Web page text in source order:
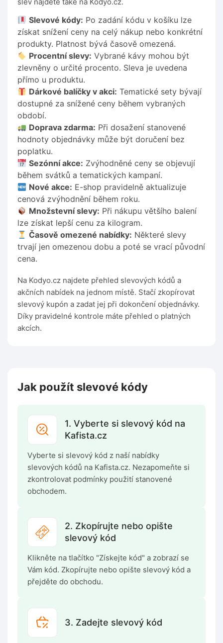
Slevové kódy: Po zadání kódu v košíku lze
získat snížení ceny na celý nákup nebo konkrétní
produkty. Platnost bývá časově omezená.
Procentní slevy: Vybrané kávy mohou být
zlevněny o určité procento. Sleva je uvedena
přímo u produktu.
Dárkové balíčky v akci: Tematické sety bývají
dostupné za snížené ceny během vybraných
období.
Doprava zdarma: Při dosažení stanovené
hodnoty objednávky může být doručení bez
poplatku.
Sezónní akce: Zvýhodněné ceny se objevují
během svátků a tematických kampaní.
Nové akce: E-shop pravidelně aktualizuje
cenová zvýhodnění během roku.
Množstevní slevy: Při nákupu většího balení
lze získat lepší cenu za kilogram.
Časově omezené nabídky: Některé slevy
trvají jen omezenou dobu a poté se vrací původní
cena.
Na Kodyo.cz najdete přehled slevových kódů a
akčních nabídek na jednom místě. Stačí zkopírovat
slevový kupón a zadat jej při dokončení objednávky.
Díky pravidelné kontrole máte přehled o platných
akcích.
Jak použít slevové kódy
1. Vyberte si slevový kód na
Kafista.cz
Vyberte si slevový kód z naší nabídky
slevových kódů na Kafista.cz. Nezapomeňte si
zkontrolovat podmínky použití stanovené
obchodem.
2. Zkopírujte nebo opište
slevový kód
Klikněte na tlačítko "Získejte kód" a zobrazí se
Vám kód. Zkopírujte nebo opište slevový kód a
přejděte do obchodu.
3. Zadejte slevový kód